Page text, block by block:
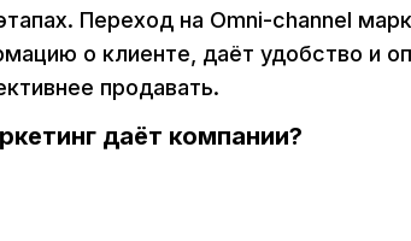
Переход на Omni-channel
о клиенте, даёт удобство и
продавать.
даёт компании?